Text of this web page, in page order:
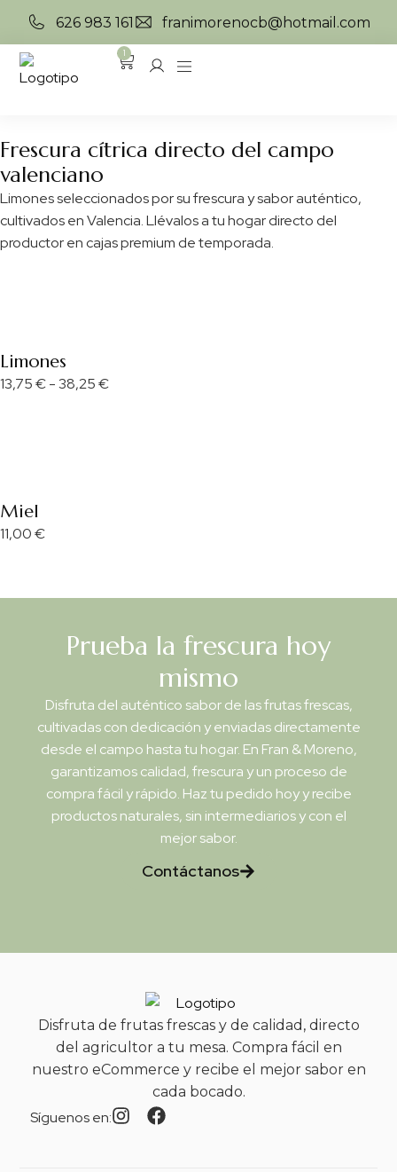
626 983 161 franimorenocb@hotmail.com
1
Frescura cítrica directo del campo
valenciano
Limones seleccionados por su frescura y sabor auténtico,
cultivados en Valencia. Llévalos a tu hogar directo del
productor en cajas premium de temporada.
Limones
13,75€-38,25€
Miel
11,00€
Prueba la frescura hoy
mismo
Disfruta del auténtico sabor de las frutas frescas,
cultivadas con dedicación y enviadas directamente
desde el campo hasta tu hogar. En Fran & Moreno,
garantizamos calidad, frescura y un proceso de
compra fácil y rápido. Haz tu pedido hoy y recibe
productos naturales, sin intermediarios y con el
mejor sabor.
Contáctanos
Disfruta de frutas frescas y de calidad, directo
del agricultor a tu mesa. Compra fácil en
nuestro eCommerce y recibe el mejor sabor en
cada bocado.
Síguenos en: